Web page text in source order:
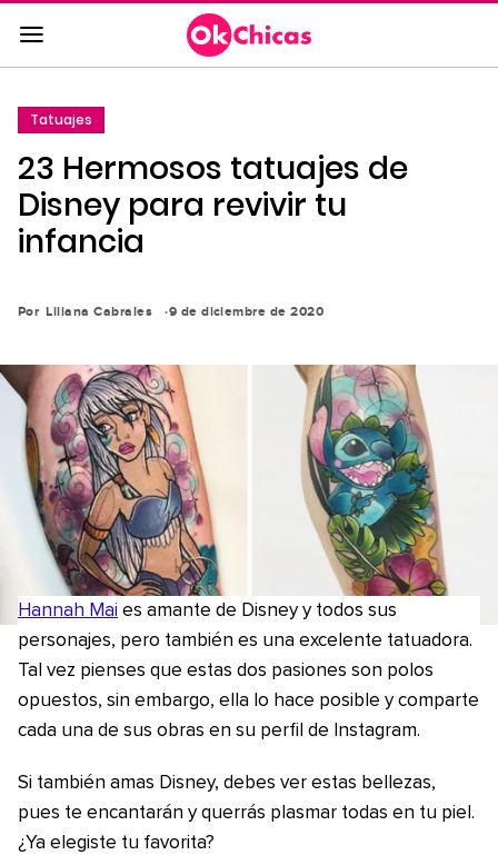
Saltar
al
contenido
a
la
navegación
principal
Tatuajes
23 Hermosos tatuajes de
Disney para revivir tu
infancia
Por Liliana Cabrales 9 de diciembre de 2020
Hannah Mai es amante de Disney y todos sus
personajes, pero también es una excelente tatuadora.
Tal vez pienses que estas dos pasiones son polos
opuestos, sin embargo, ella lo hace posible y comparte
cada una de sus obras en su perfil de Instagram.
Si también amas Disney, debes ver estas bellezas,
pues te encantarán y querrás plasmar todas en tu piel.
¿Ya elegiste tu favorita?